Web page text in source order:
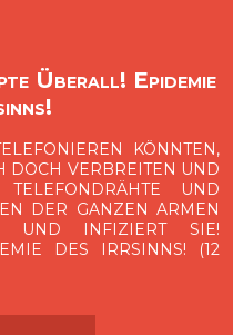
Überall! Epidemie
KÖNNTEN,
DOCH VERBREITEN UND
UND
DER GANZEN ARMEN
UND INFIZIERT SIE!
DES IRRSINNS! (12